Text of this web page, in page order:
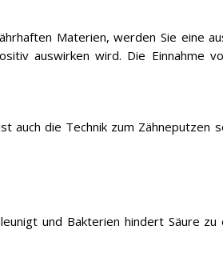
Materien, werden Sie eine
auswirken wird. Die Einnahme
auch die Technik zum Zähneputzen
und Bakterien hindert Säure zu